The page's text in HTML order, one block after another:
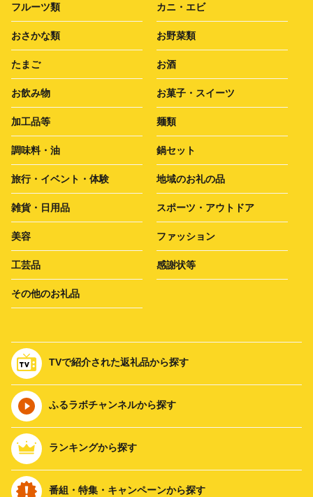
フルーツ類 カニ・エビ
おさかな類 お野菜類
たまご お酒
お飲み物 お菓子・スイーツ
加工品等 麺類
調味料・油 鍋セット
旅行・イベント・体験 地域のお礼の品
雑貨・日用品 スポーツ・アウトドア
美容 ファッション
工芸品 感謝状等
その他のお礼品
TVで紹介された返礼品から探す
ふるラボチャンネルから探す
ランキングから探す
番組・特集・キャンペーンから探す